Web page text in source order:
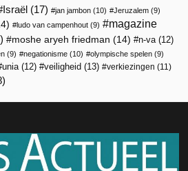
Israël (17) jan jambon (10) Jeruzalem (9)
ludo van campenhout (9)
magazine
moshe aryeh friedman (14) n-va (12)
(9) negationisme (10) olympische spelen (9)
unia (12) veiligheid (13) verkiezingen (11)